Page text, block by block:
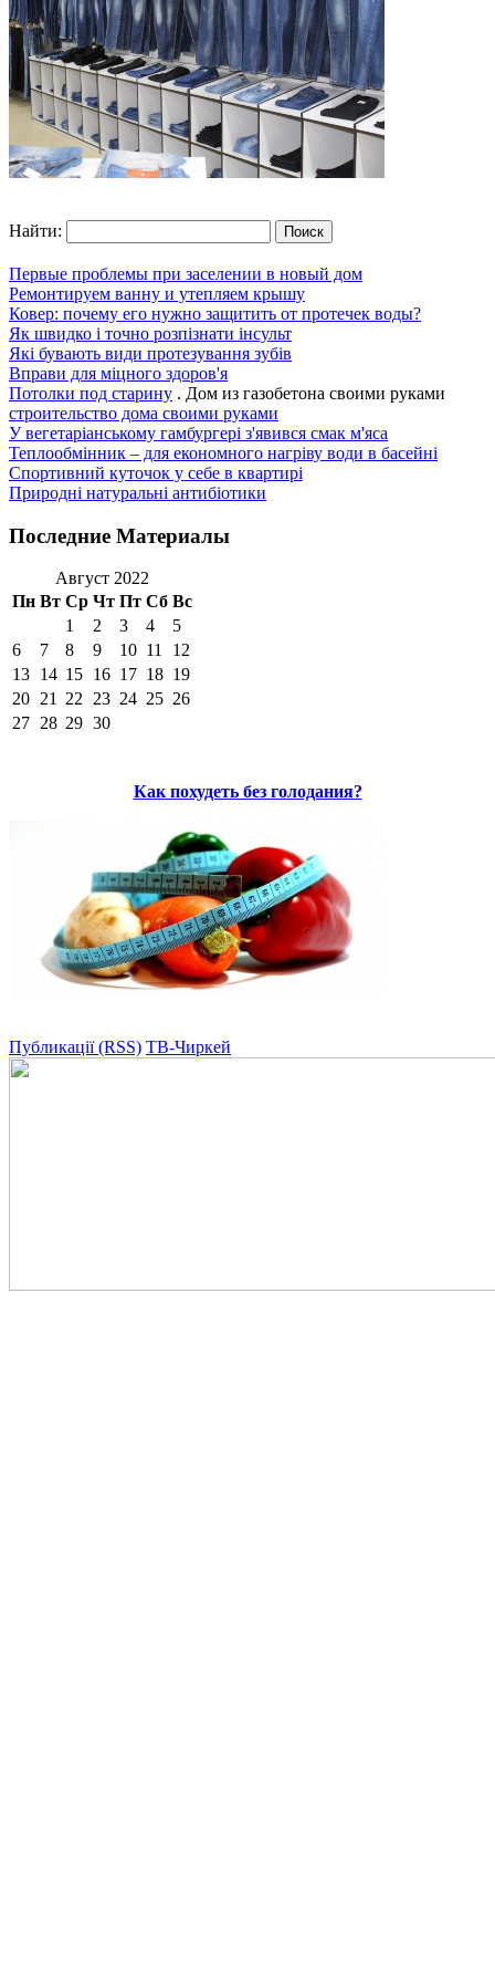
Найти:
Первые проблемы при заселении в новый дом
Ремонтируем ванну и утепляем крышу
Ковер: почему его нужно защитить от протечек воды?
Як швидко і точно розпізнати інсульт
Які бувають види протезування зубів
Вправи для міцного здоров'я
Потолки под старину . Дом из газобетона своими руками
строительство дома своими руками
У вегетаріанському гамбургері з'явився смак м'яса
Теплообмінник – для економного нагріву води в басейні
Спортивний куточок у себе в квартирі
Природні натуральні антибіотики
Последние Материалы
Август 2022
Пн Вт Ср Чт Пт Сб Вс
1
2 3 4
5
6
7 8 9 10 11
12
13 14 15 16 17 18 19
20 21 22 23 24 25 26
27 28 29 30
Как похудеть без голодания?
Публикації (RSS) ТВ-Чиркей